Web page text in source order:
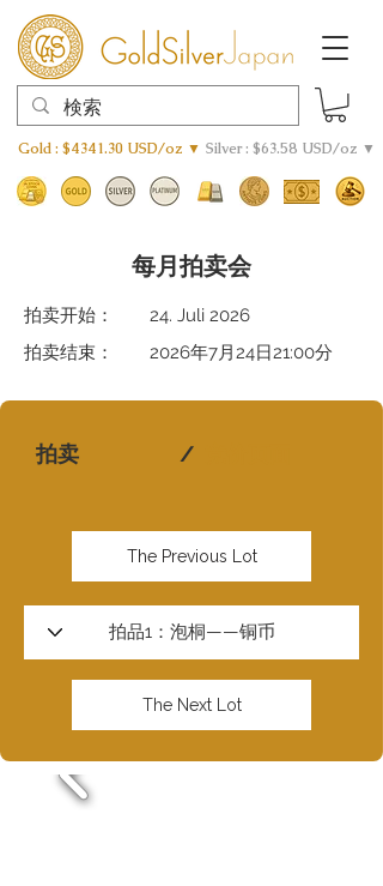
Gold : $4341.30 USD/oz ▼ Silver : $63.58 USD/oz ▼
每月拍卖会
拍卖开始：
24. Juli 2026
拍卖结束：
2026年7月24日21:00分
拍卖 /
The Previous Lot
The Next Lot